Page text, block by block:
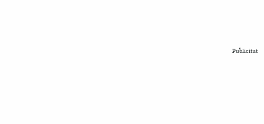
Publicitat